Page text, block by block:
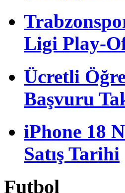
Ligi Play-
Ücretli
Başvuru
iPhone 18
Satış Tarihi
Futbol